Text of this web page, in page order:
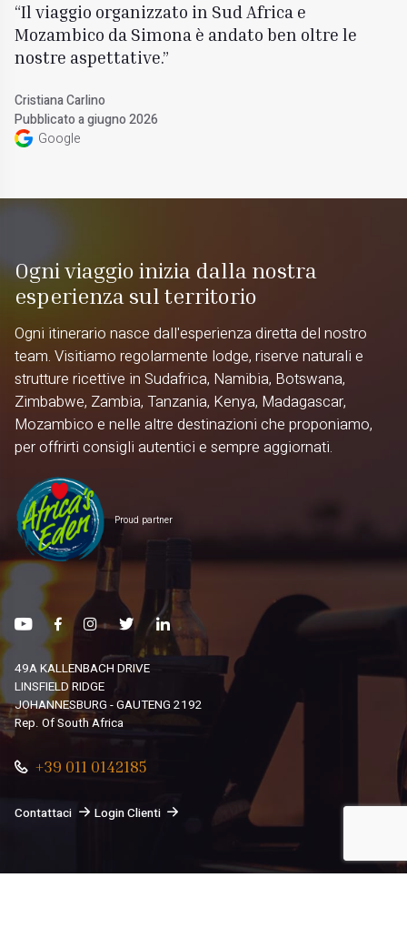
Il viaggio organizzato in Sud Africa e
Mozambico da Simona è andato ben oltre le
nostre aspettative.
Cristiana Carlino
Pubblicato a giugno 2026
Google
Ogni viaggio inizia dalla nostra
esperienza sul territorio
Ogni itinerario nasce dall'esperienza diretta del nostro
team. Visitiamo regolarmente lodge, riserve naturali e
strutture ricettive in Sudafrica, Namibia, Botswana,
Zimbabwe, Zambia, Tanzania, Kenya, Madagascar,
Mozambico e nelle altre destinazioni che proponiamo,
per offrirti consigli autentici e sempre aggiornati.
Proud partner
49A KALLENBACH DRIVE
LINSFIELD RIDGE
JOHANNESBURG - GAUTENG 2192
Rep. Of South Africa
+39 011 0142185
Contattaci Login Clienti